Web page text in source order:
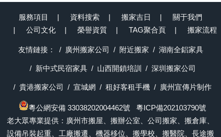
服務項目 資料搜索 搬家吉日
關于我們
公司文化
榮譽資質 TAG聚合頁 搬家流程
友情鏈接： 廣州搬家公司 附近搬家 湖南全鋁家具
新中式民宿家具 山西開鎖培訓 深圳搬家公司
貴港搬家公司 宣城網 租好客租手機 廣州宣傳片制作
粵公網安備 33038202004462號
粵ICP備202103790號
老大眾專業提供：廣州市搬屋、搬辦公室、公司搬家、搬倉庫、
設備吊裝起重、工廠搬遷、機器移位、搬學校、搬醫院、長途搬